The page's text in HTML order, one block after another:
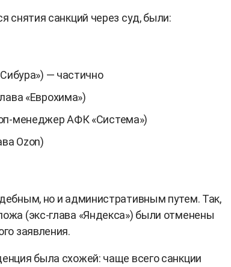
снятия санкций через суд, были:
— частично
«Еврохима»)
менеджер АФК «Система»)
Ozon)
но и административным путем. Так,
(экс-глава «Яндекса») были отменены
заявления.
была схожей: чаще всего санкции